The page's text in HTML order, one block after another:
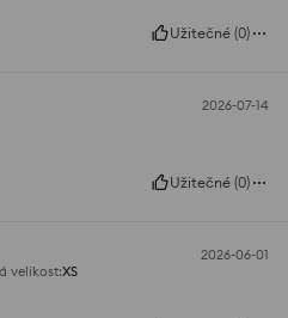
Užitečné (0)
2026-07-14
Užitečné (0)
2026-06-01
velikost:XS